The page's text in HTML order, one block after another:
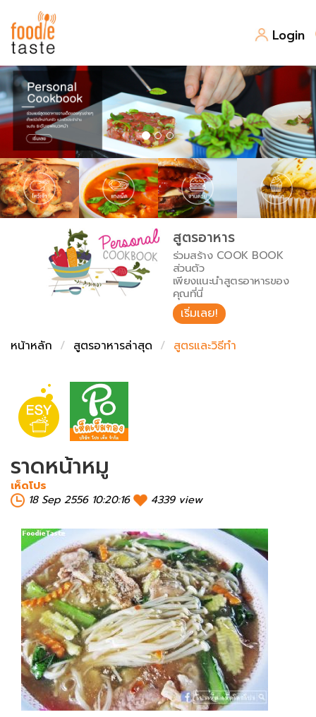
Login
สูตรอาหาร
สูตรอาหารล่าสุด
Top Foodie
พาไปชิม
สารพันก้นครัว
เคล็ดลับน่ารู้
เปรียบเทียบหน่วยการตวง
เปรียบเทียบอุณหภูมิ
เปรียบเทียบน้ำหนักวัตถุดิบ
FoodPedia
สร้าง Cookbook
สูตรอาหาร
ร่วมสร้าง COOK BOOK
ส่วนตัว
เพียงแนะนำสูตรอาหารของ
คุณที่นี่
เริ่มเลย!
หน้าหลัก
สูตรอาหารล่าสุด สูตรและวิธีทำ
ราดหน้าหมู
เห็ดโปร
18 Sep 2556 10:20:16
4339 view